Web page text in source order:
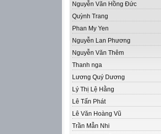
Nguyễn Văn Hồng Đức
Quỳnh Trang
Phan My Yen
Nguyễn Lan Phương
Nguyễn Văn Thêm
Thanh nga
Lương Quý Dương
Lý Thị Lệ Hằng
Lê Tấn Phát
Lê Văn Hoàng Vũ
Trần Mẫn Nhi